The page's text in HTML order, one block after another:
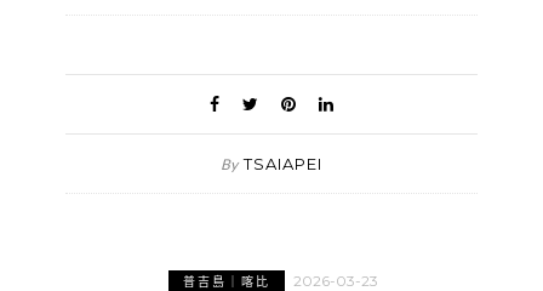
By TSAIAPEI
普吉島｜喀比 2026-03-23